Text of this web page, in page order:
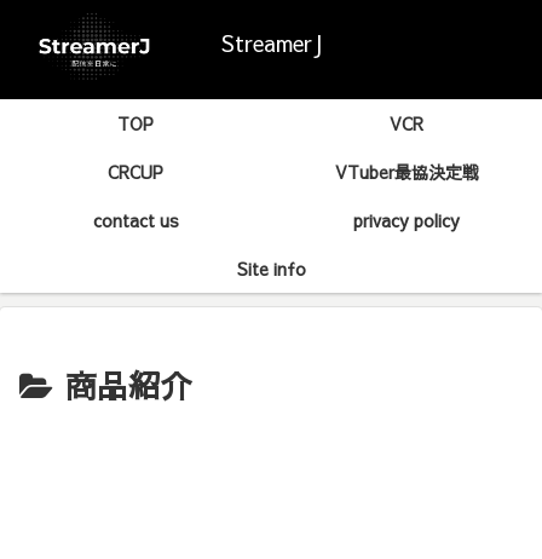
StreamerJ
TOP
VCR
CRCUP
VTuber最協決定戦
contact us
privacy policy
Site info
商品紹介